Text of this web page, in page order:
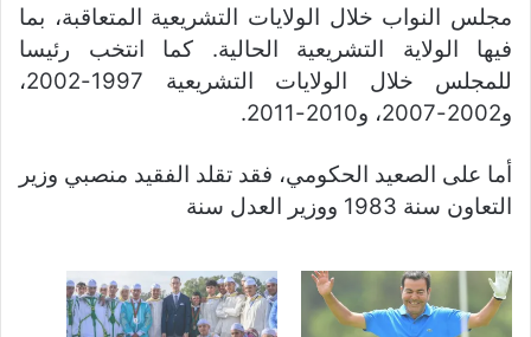
مجلس النواب خلال الولايات التشريعية المتعاقبة، بما
فيها الولاية التشريعية الحالية. كما انتخب رئيسا
للمجلس خلال الولايات التشريعية 1997-2002،
و2002-2007، و2010-2011.
أما على الصعيد الحكومي، فقد تقلد الفقيد منصبي وزير
التعاون سنة 1983 ووزير العدل سنة